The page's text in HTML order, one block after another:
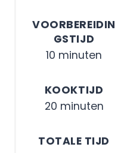
VOORBEREIDIN
GSTIJD
10 minuten
KOOKTIJD
20 minuten
TOTALE TIJD